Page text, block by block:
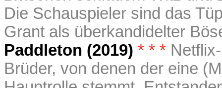
Die Schauspieler sind das
Grant als überkandidelter
Paddleton (2019) * * *
Brüder, von denen der eine